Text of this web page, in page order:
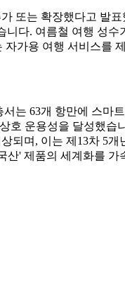
또는 확장했다고 발
다. 여름철 여행 성
가용 여행 서비스를
는 63개 항만에 스마
운용성을 달성했
되며, 이는 제13차 5
' 제품의 세계화를